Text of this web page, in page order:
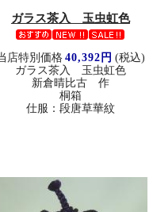
ガラス茶入 玉虫虹色
店特別価格 40,392円 (税込)
ガラス茶入 玉虫虹色
新倉晴比古 作
桐箱
仕服：段唐草華紋